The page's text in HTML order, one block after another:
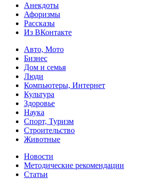
Анекдоты
Афоризмы
Рассказы
Из ВКонтакте
Авто, Мото
Бизнес
Дом и семья
Люди
Компьютеры, Интернет
Культура
Здоровье
Наука
Спорт, Туризм
Строительство
Животные
Новости
Методические рекомендации
Статьи